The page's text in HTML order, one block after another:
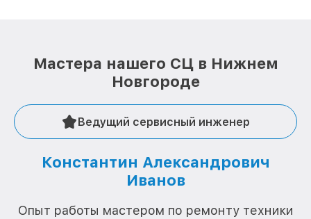
Мастера нашего СЦ в Нижнем
Новгороде
Ведущий сервисный инженер
Константин Александрович
Иванов
Опыт работы мастером по ремонту техники